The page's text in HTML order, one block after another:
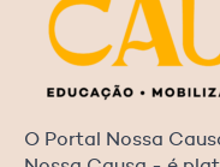
O Portal Nossa